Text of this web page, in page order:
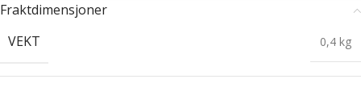
Fraktdimensjoner
VEKT
0,4 kg